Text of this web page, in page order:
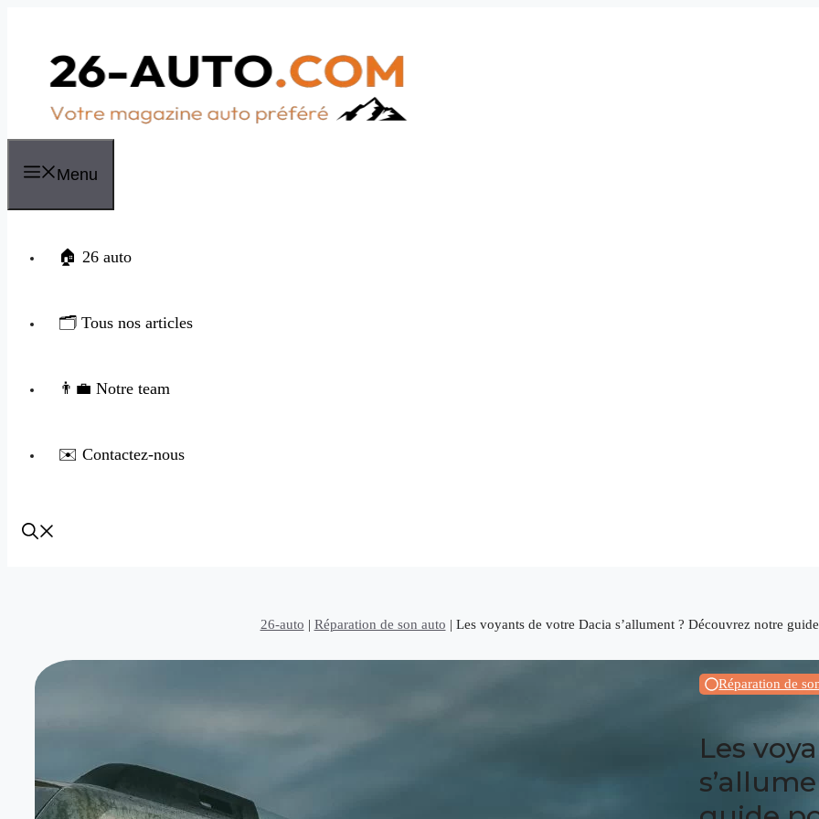
Menu
🏠 26 auto
🗂️ Tous nos articles
👨‍💼 Notre team
✉️ Contactez-nous
26-auto | Réparation de son auto | Les voyants de votre Dacia s’allument ? Découvrez notre
Réparation de
Les